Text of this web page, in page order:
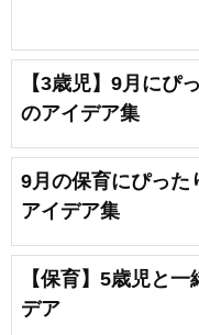
【3歳児】9月にぴ
のアイデア集
9月の保育にぴった
アイデア集
【保育】5歳児と
デア